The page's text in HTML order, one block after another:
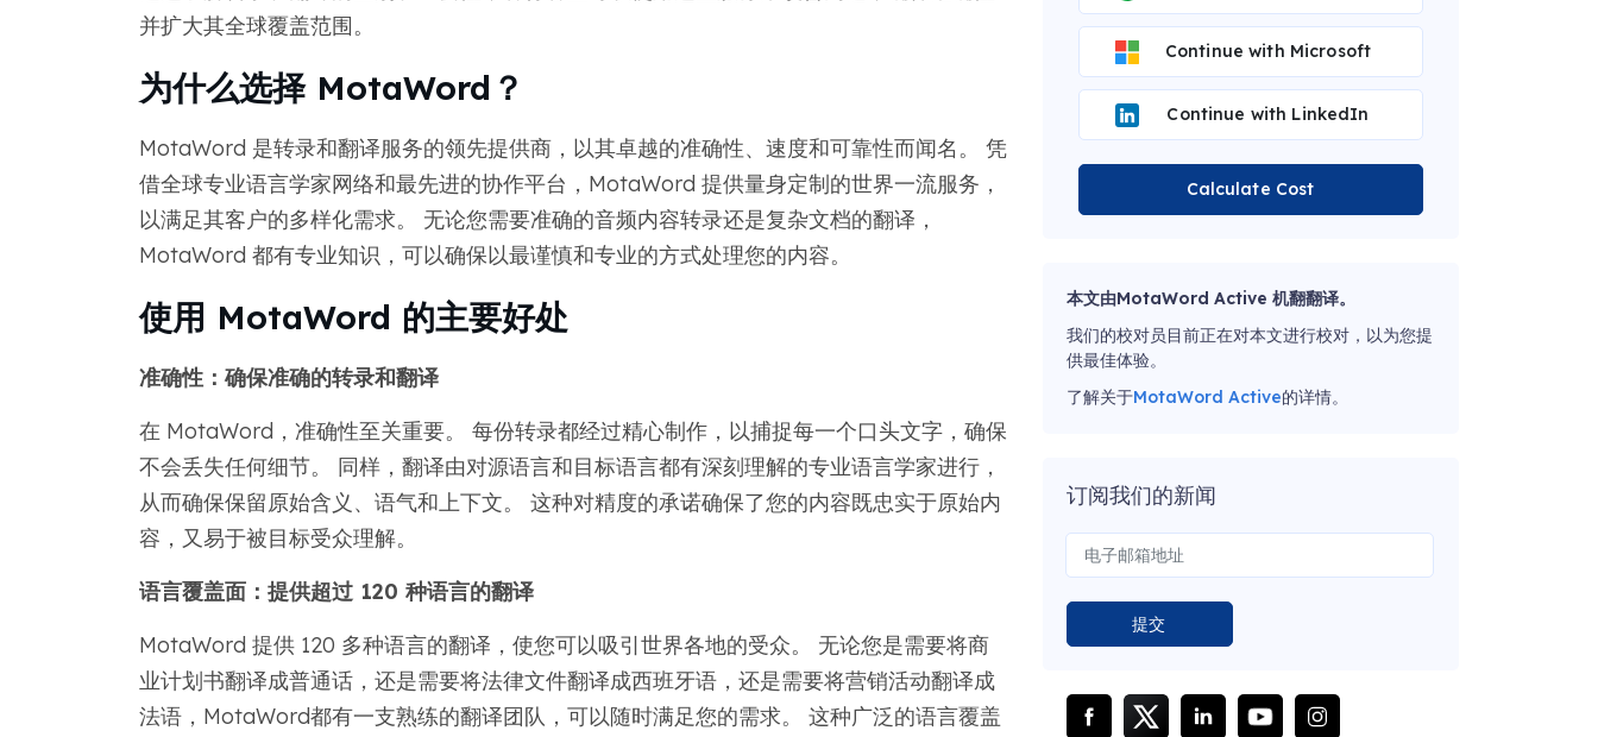
并扩大其全球覆盖范围。
为什么选择 MotaWord？
MotaWord 是转录和翻译服务的领先提供商，以其卓越的准确性、速度和可靠性而闻名。 凭
借全球专业语言学家网络和最先进的协作平台，MotaWord 提供量身定制的世界一流服务，
以满足其客户的多样化需求。 无论您需要准确的音频内容转录还是复杂文档的翻译，
MotaWord 都有专业知识，可以确保以最谨慎和专业的方式处理您的内容。
使用 MotaWord 的主要好处
准确性：确保准确的转录和翻译
在 MotaWord，准确性至关重要。 每份转录都经过精心制作，以捕捉每一个口头文字，确保
不会丢失任何细节。 同样，翻译由对源语言和目标语言都有深刻理解的专业语言学家进行，
从而确保保留原始含义、语气和上下文。 这种对精度的承诺确保了您的内容既忠实于原始内
容，又易于被目标受众理解。
语言覆盖面：提供超过 120 种语言的翻译
MotaWord 提供 120 多种语言的翻译，使您可以吸引世界各地的受众。 无论您是需要将商
业计划书翻译成普通话，还是需要将法律文件翻译成西班牙语，还是需要将营销活动翻译成
法语，MotaWord都有一支熟练的翻译团队，可以随时满足您的需求。 这种广泛的语言覆盖
Continue with Microsoft
Continue with LinkedIn
Calculate Cost
本文由MotaWord Active 机翻翻译。
我们的校对员目前正在对本文进行校对，以为您提
供最佳体验。
了解关于MotaWord Active的详情。
订阅我们的新闻
提交